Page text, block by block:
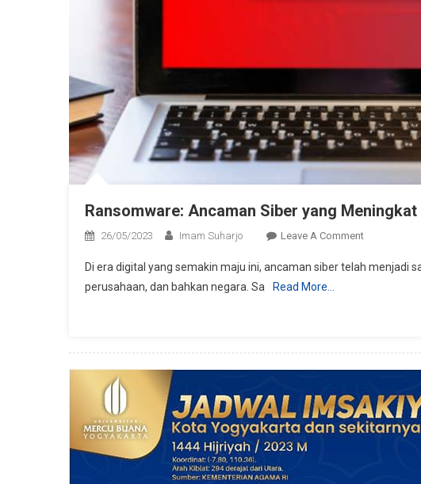
Ransomware: Ancaman Siber yang
26/05/2023 Imam Suharjo Leave A CommentOn
Ancaman
Di era digital yang semakin maju ini, ancaman siber telah menjadi
perusahaan, dan bahkan negara. Sa
Read More…